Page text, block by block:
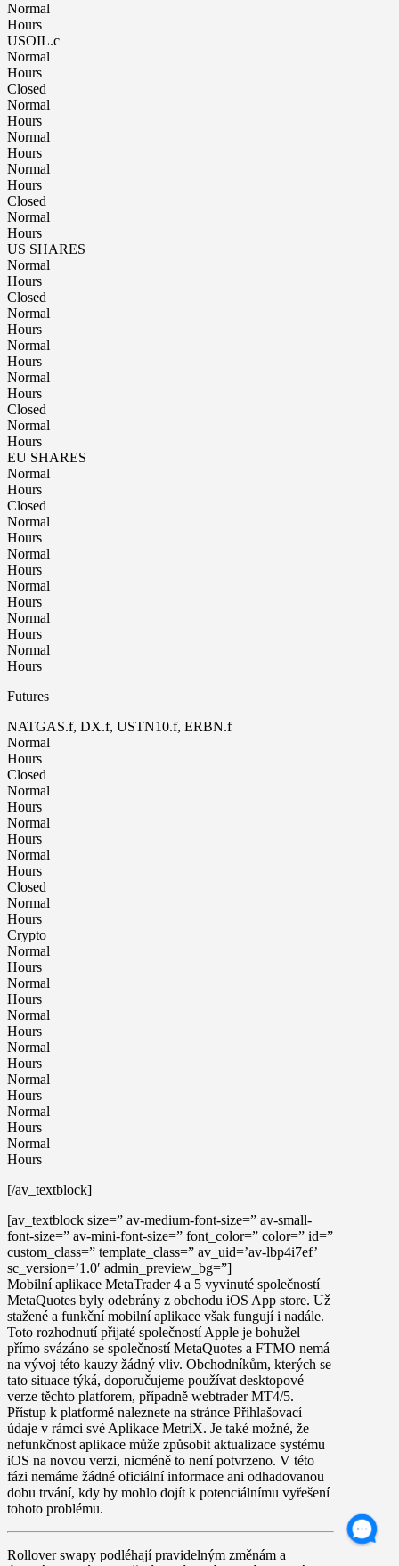
Normal
Hours
USOIL.c
Normal
Hours
Closed
Normal
Hours
Normal
Hours
Normal
Hours
Closed
Normal
Hours
US SHARES
Normal
Hours
Closed
Normal
Hours
Normal
Hours
Normal
Hours
Closed
Normal
Hours
EU SHARES
Normal
Hours
Closed
Normal
Hours
Normal
Hours
Normal
Hours
Normal
Hours
Normal
Hours
Futures
NATGAS.f, DX.f, USTN10.f, ERBN.f
Normal
Hours
Closed
Normal
Hours
Normal
Hours
Normal
Hours
Closed
Normal
Hours
Crypto
Normal
Hours
Normal
Hours
Normal
Hours
Normal
Hours
Normal
Hours
Normal
Hours
Normal
Hours
[/av_textblock]
[av_textblock size=” av-medium-font-size=” av-small-
font-size=” av-mini-font-size=” font_color=” color=” id=”
custom_class=” template_class=” av_uid=’av-lbp4i7ef’
sc_version=’1.0′ admin_preview_bg=”]
Mobilní aplikace MetaTrader 4 a 5 vyvinuté společností
MetaQuotes byly odebrány z obchodu iOS App store. Už
stažené a funkční mobilní aplikace však fungují i nadále.
Toto rozhodnutí přijaté společností Apple je bohužel
přímo svázáno se společností MetaQuotes a FTMO nemá
na vývoj této kauzy žádný vliv. Obchodníkům, kterých se
tato situace týká, doporučujeme používat desktopové
verze těchto platforem, případně webtrader MT4/5.
Přístup k platformě naleznete na stránce Přihlašovací
údaje v rámci své Aplikace MetriX. Je také možné, že
nefunkčnost aplikace může způsobit aktualizace systému
iOS na novou verzi, nicméně to není potvrzeno. V této
fázi nemáme žádné oficiální informace ani odhadovanou
dobu trvání, kdy by mohlo dojít k potenciálnímu vyřešení
tohoto problému.
Rolloverswapy podléhají pravidelným změnám a